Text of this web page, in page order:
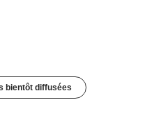
bientôt diffusées